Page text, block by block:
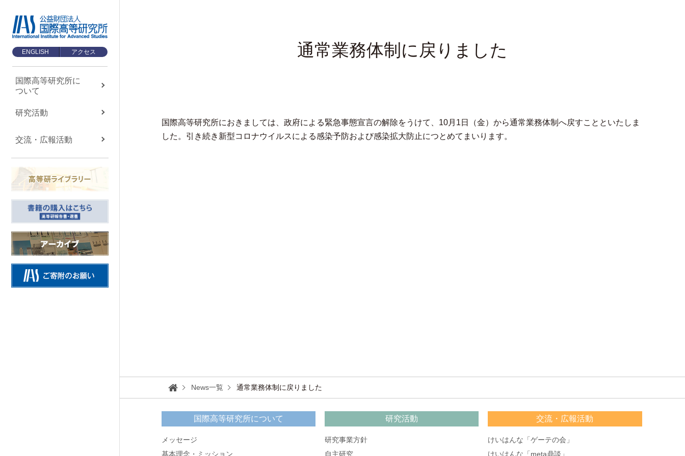
ENGLISH アクセス
国際高等研究所に
ついて
研究活動
交流・広報活動
国際高等研究所に
ついて
TOP
基本理念・ミッション
設立経緯・歩み
組織・運営について
情報公開
通常業務体制に戻りました
国際高等研究所におきましては、政府による緊急事態宣言の解除をうけて、10月1日（金）から通常業務体制へ戻すことといたしま
した。引き続き新型コロナウイルスによる感染予防および感染拡大防止につとめてまいります。
News一覧 通常業務体制に戻りました
国際高等研究所について
メッセージ
基本理念・ミッション
研究活動
研究事業方針
自主研究
交流・広報活動
けいはんな「ゲーテの会」
けいはんな「meta鼎談」